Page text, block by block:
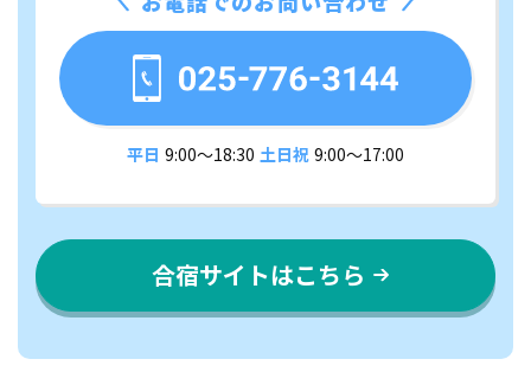
平日 9:00〜18:30 土日祝 9:00〜17:00
合宿サイトはこちら